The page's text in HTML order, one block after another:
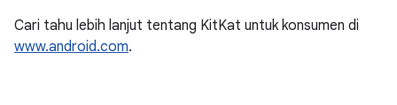
Cari tahu lebih lanjut tentang KitKat untuk konsumen di
www.android.com.